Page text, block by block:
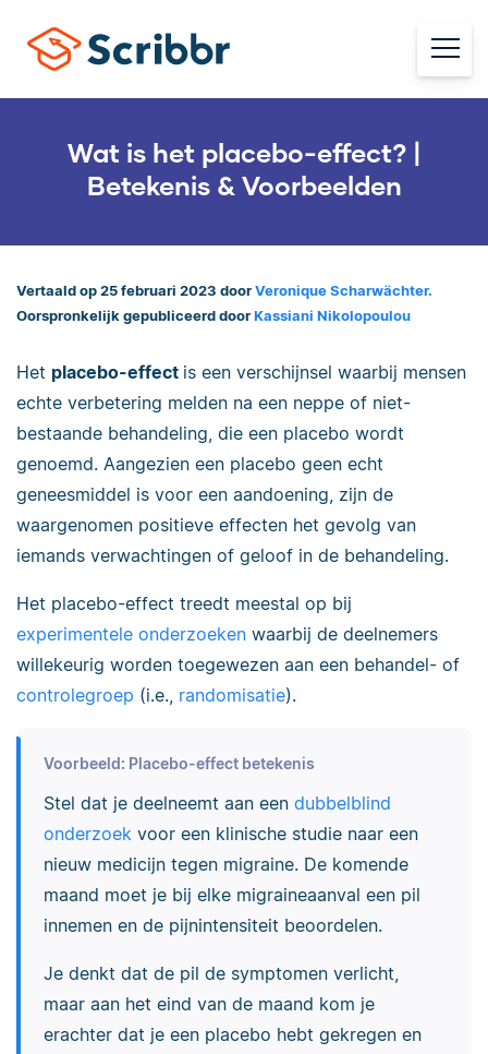
Wat is het placebo-effect? |
Betekenis & Voorbeelden
Vertaald op 25 februari 2023 door Veronique Scharwächter.
Oorspronkelijk gepubliceerd door Kassiani Nikolopoulou
Het placebo-effect is een verschijnsel waarbij mensen
echte verbetering melden na een neppe of niet-
bestaande behandeling, die een placebo wordt
genoemd. Aangezien een placebo geen echt
geneesmiddel is voor een aandoening, zijn de
waargenomen positieve effecten het gevolg van
iemands verwachtingen of geloof in de behandeling.
Het placebo-effect treedt meestal op bij
experimentele onderzoeken waarbij de deelnemers
willekeurig worden toegewezen aan een behandel- of
controlegroep (i.e., randomisatie).
Voorbeeld: Placebo-effect betekenis
Stel dat je deelneemt aan een dubbelblind
onderzoek voor een klinische studie naar een
nieuw medicijn tegen migraine. De komende
maand moet je bij elke migraineaanval een pil
innemen en de pijnintensiteit beoordelen.
Je denkt dat de pil de symptomen verlicht,
maar aan het eind van de maand kom je
erachter dat je een placebo hebt gekregen en